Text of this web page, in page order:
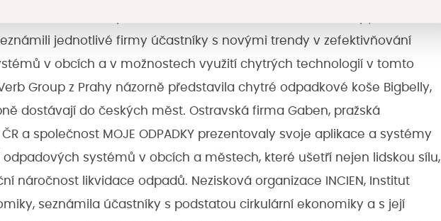
jednotlivé firmy účastníky s novými trendy v zefektivňování
v obcích a v možnostech využití chytrých technologií v tomto
Group z Prahy názorně představila chytré odpadkové koše Bigbelly,
dostávají do českých měst. Ostravská firma Gaben, pražská
a společnost MOJE ODPADKY prezentovaly svoje aplikace a systémy
odpadových systémů v obcích a městech, které ušetří nejen lidskou sílu,
náročnost likvidace odpadů. Nezisková organizace INCIEN, Institut
seznámila účastníky s podstatou cirkulární ekonomiky a s její